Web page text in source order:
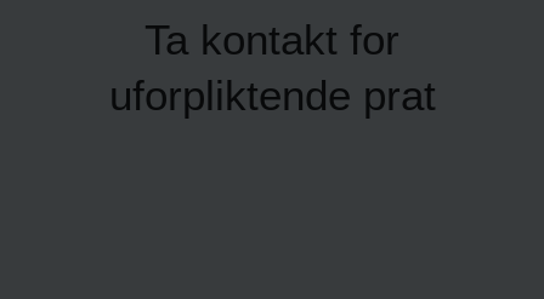
Ta kontakt for
uforpliktende prat